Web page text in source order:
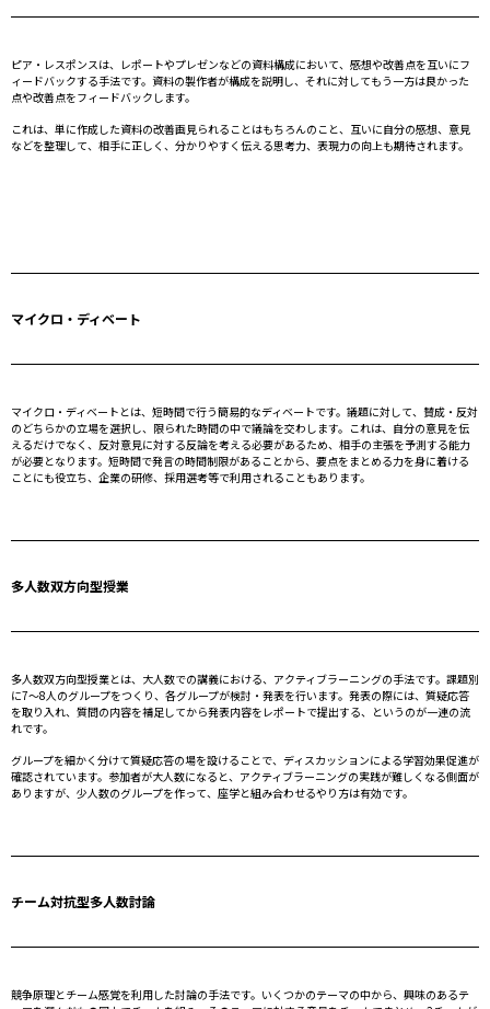
ピア・レスポンスは、レポートやプレゼンなどの資料構成において、感想や改善点を互いにフ
ィードバックする手法です。資料の製作者が構成を説明し、それに対してもう一方は良かった
点や改善点をフィードバックします。
これは、単に作成した資料の改善画見られることはもちろんのこと、互いに自分の感想、意見
などを整理して、相手に正しく、分かりやすく伝える思考力、表現力の向上も期待されます。
マイクロ・ディベート
マイクロ・ディベートとは、短時間で行う簡易的なディベートです。議題に対して、賛成・反対
のどちらかの立場を選択し、限られた時間の中で議論を交わします。これは、自分の意見を伝
えるだけでなく、反対意見に対する反論を考える必要があるため、相手の主張を予測する能力
が必要となります。短時間で発言の時間制限があることから、要点をまとめる力を身に着ける
ことにも役立ち、企業の研修、採用選考等で利用されることもあります。
多人数双方向型授業
多人数双方向型授業とは、大人数での講義における、アクティブラーニングの手法です。課題別
に7～8人のグループをつくり、各グループが検討・発表を行います。発表の際には、質疑応答
を取り入れ、質問の内容を補足してから発表内容をレポートで提出する、というのが一連の流
れです。
グループを細かく分けて質疑応答の場を設けることで、ディスカッションによる学習効果促進が
確認されています。参加者が大人数になると、アクティブラーニングの実践が難しくなる側面が
ありますが、少人数のグループを作って、座学と組み合わせるやり方は有効です。
チーム対抗型多人数討論
競争原理とチーム感覚を利用した討論の手法です。いくつかのテーマの中から、興味のあるテ